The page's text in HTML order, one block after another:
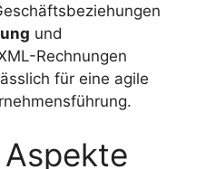
und
Rechnungen
für eine agile